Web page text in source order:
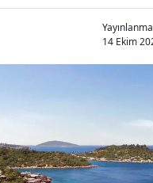
Yayınlanma
14 Ekim